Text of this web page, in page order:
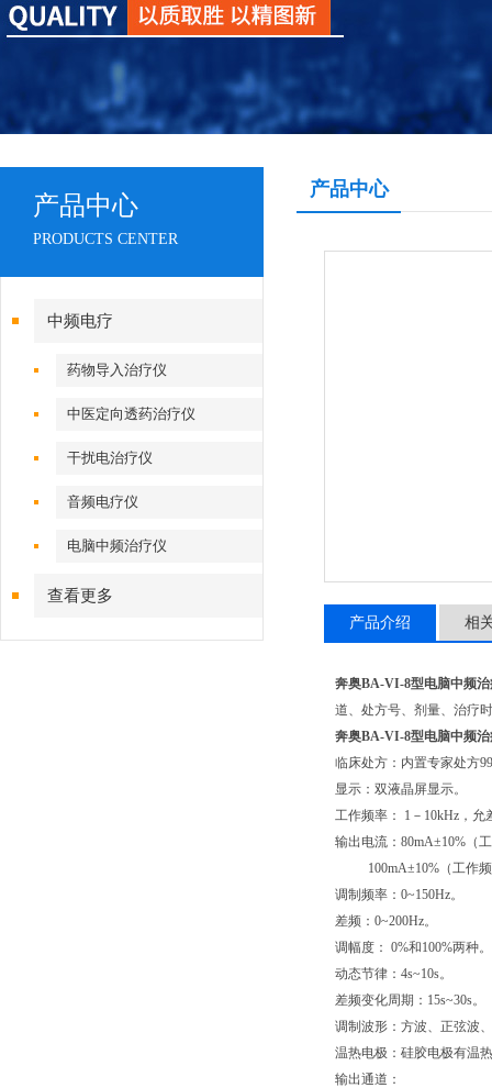
产品中心
PRODUCTS CENTER
中频电疗
药物导入治疗仪
中医定向透药治疗仪
干扰电治疗仪
音频电疗仪
电脑中频治疗仪
查看更多
产品中心
产品介绍 相
奔奥BA-VI-8型电脑中频治
道、处方号、剂量、治疗
奔奥BA-VI-8型电脑中频治
临床处方：内置专家处方99
显示：双液晶屏显示。
工作频率：
1 － 10kHz ，允
输出电流： 80mA±10% （
100mA±10% （工作
调制频率： 0~150Hz。
差频： 0~200Hz。
调幅度： 0%和100%两种。
动态节律： 4s~10s。
差频变化周期： 15s~30s。
调制波形：方波、正弦波
温热电极：硅胶电极有温
输出通道：